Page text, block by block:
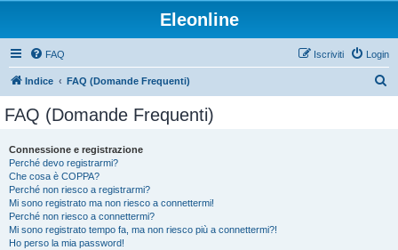
Eleonline
FAQ Login
Iscriviti
Indice FAQ (Domande Frequenti)
FAQ (Domande Frequenti)
Connessione e registrazione
Perché devo registrarmi?
Che cosa è COPPA?
Perché non riesco a registrarmi?
Mi sono registrato ma non riesco a connettermi!
Perché non riesco a connettermi?
Mi sono registrato tempo fa, ma non riesco più a connettermi?!
Ho perso la mia password!